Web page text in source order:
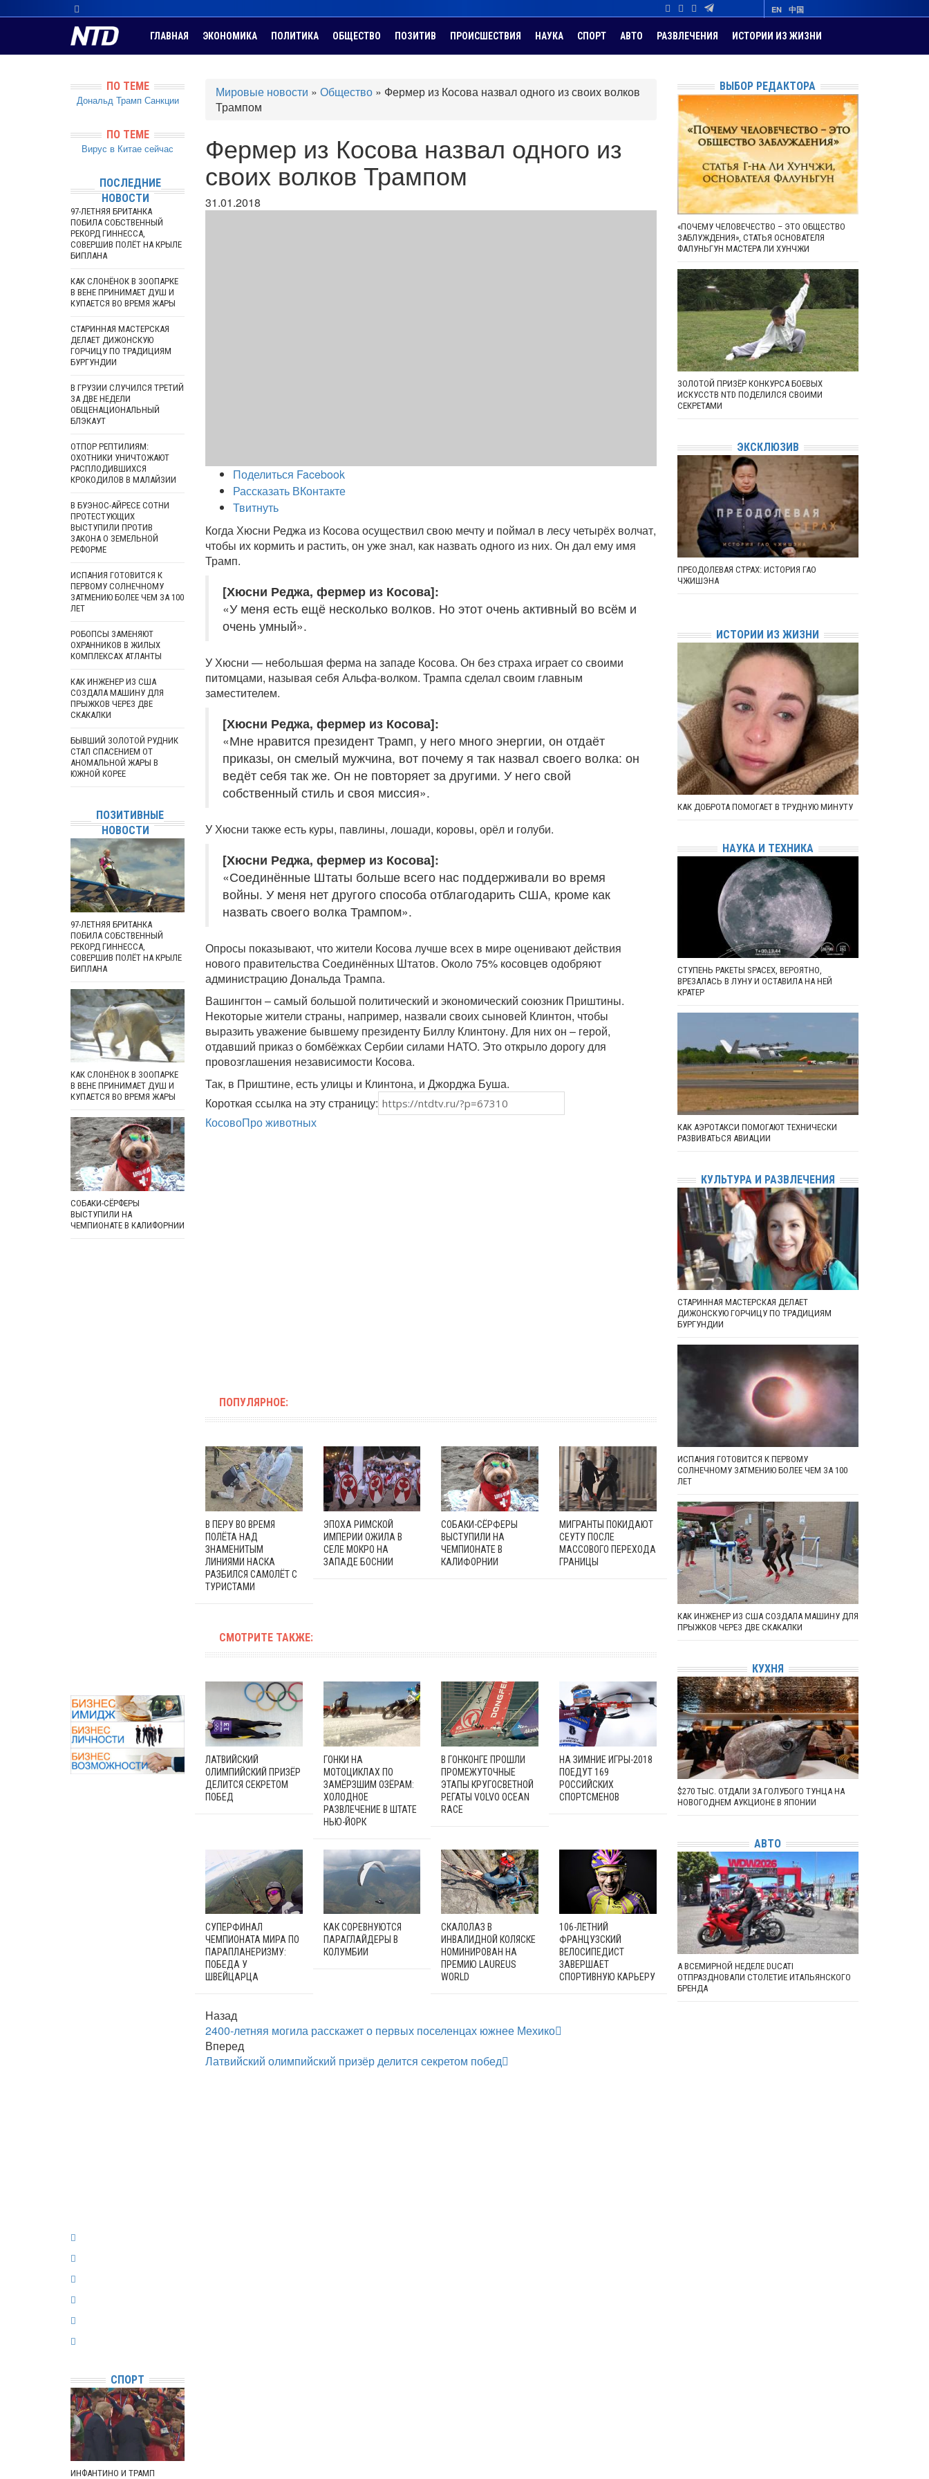
EN 中国
ГЛАВНАЯ ЭКОНОМИКА ПОЛИТИКА ОБЩЕСТВО ПОЗИТИВ ПРОИСШЕСТВИЯ НАУКА СПОРТ АВТО РАЗВЛЕЧЕНИЯ ИСТОРИИ ИЗ ЖИЗНИ
Мировые новости » Общество » Фермер из Косова назвал одного из своих волков
Трампом
Фермер из Косова назвал одного из
своих волков Трампом
31.01.2018
Поделиться Facebook
Рассказать ВКонтакте
Твитнуть
Когда Хюсни Реджа из Косова осуществил свою мечту и поймал в лесу четырёх волчат,
чтобы их кормить и растить, он уже знал, как назвать одного из них. Он дал ему имя
Трамп.
[Хюсни Реджа, фермер из Косова]:
«У меня есть ещё несколько волков. Но этот очень активный во всём и
очень умный».
У Хюсни — небольшая ферма на западе Косова. Он без страха играет со своими
питомцами, называя себя Альфа-волком. Трампа сделал своим главным
заместителем.
[Хюсни Реджа, фермер из Косова]:
«Мне нравится президент Трамп, у него много энергии, он отдаёт
приказы, он смелый мужчина, вот почему я так назвал своего волка: он
ведёт себя так же. Он не повторяет за другими. У него свой
собственный стиль и своя миссия».
У Хюсни также есть куры, павлины, лошади, коровы, орёл и голуби.
[Хюсни Реджа, фермер из Косова]:
«Соединённые Штаты больше всего нас поддерживали во время
войны. У меня нет другого способа отблагодарить США, кроме как
назвать своего волка Трампом».
Опросы показывают, что жители Косова лучше всех в мире оценивают действия
нового правительства Соединённых Штатов. Около 75% косовцев одобряют
администрацию Дональда Трампа.
Вашингтон – самый большой политический и экономический союзник Приштины.
Некоторые жители страны, например, назвали своих сыновей Клинтон, чтобы
выразить уважение бывшему президенту Биллу Клинтону. Для них он – герой,
отдавший приказ о бомбёжках Сербии силами НАТО. Это открыло дорогу для
провозглашения независимости Косова.
Так, в Приштине, есть улицы и Клинтона, и Джорджа Буша.
Короткая ссылка на эту страницу:
КосовоПро животных
ПОПУЛЯРНОЕ:
В ПЕРУ ВО ВРЕМЯ
ПОЛЁТА НАД
ЗНАМЕНИТЫМ
ЛИНИЯМИ НАСКА
РАЗБИЛСЯ САМОЛЁТ С
ТУРИСТАМИ
ЭПОХА РИМСКОЙ
ИМПЕРИИ ОЖИЛА В
СЕЛЕ МОКРО НА
ЗАПАДЕ БОСНИИ
СОБАКИ-СЁРФЕРЫ
ВЫСТУПИЛИ НА
ЧЕМПИОНАТЕ В
КАЛИФОРНИИ
МИГРАНТЫ ПОКИДАЮТ
СЕУТУ ПОСЛЕ
МАССОВОГО ПЕРЕХОДА
ГРАНИЦЫ
СМОТРИТЕ ТАКЖЕ:
ЛАТВИЙСКИЙ
ОЛИМПИЙСКИЙ ПРИЗЁР
ДЕЛИТСЯ СЕКРЕТОМ
ПОБЕД
ГОНКИ НА
МОТОЦИКЛАХ ПО
ЗАМЁРЗШИМ ОЗЁРАМ:
ХОЛОДНОЕ
РАЗВЛЕЧЕНИЕ В ШТАТЕ
НЬЮ-ЙОРК
В ГОНКОНГЕ ПРОШЛИ
ПРОМЕЖУТОЧНЫЕ
ЭТАПЫ КРУГОСВЕТНОЙ
РЕГАТЫ VOLVO OCEAN
RACE
НА ЗИМНИЕ ИГРЫ-2018
ПОЕДУТ 169
РОССИЙСКИХ
СПОРТСМЕНОВ
СУПЕРФИНАЛ
ЧЕМПИОНАТА МИРА ПО
ПАРАПЛАНЕРИЗМУ:
ПОБЕДА У
ШВЕЙЦАРЦА
КАК СОРЕВНУЮТСЯ
ПАРАГЛАЙДЕРЫ В
КОЛУМБИИ
СКАЛОЛАЗ В
ИНВАЛИДНОЙ КОЛЯСКЕ
НОМИНИРОВАН НА
ПРЕМИЮ LAUREUS
WORLD
106-ЛЕТНИЙ
ФРАНЦУЗСКИЙ
ВЕЛОСИПЕДИСТ
ЗАВЕРШАЕТ
СПОРТИВНУЮ КАРЬЕРУ
Назад
2400-летняя могила расскажет о первых поселенцах южнее Мехико
Вперед
Латвийский олимпийский призёр делится секретом побед
ПО ТЕМЕ
Дональд Трамп Санкции
ПО ТЕМЕ
Вирус в Китае сейчас
ПОСЛЕДНИЕ
НОВОСТИ
97-ЛЕТНЯЯ БРИТАНКА
ПОБИЛА СОБСТВЕННЫЙ
РЕКОРД ГИННЕССА,
СОВЕРШИВ ПОЛЁТ НА КРЫЛЕ
БИПЛАНА
КАК СЛОНЁНОК В ЗООПАРКЕ
В ВЕНЕ ПРИНИМАЕТ ДУШ И
КУПАЕТСЯ ВО ВРЕМЯ ЖАРЫ
СТАРИННАЯ МАСТЕРСКАЯ
ДЕЛАЕТ ДИЖОНСКУЮ
ГОРЧИЦУ ПО ТРАДИЦИЯМ
БУРГУНДИИ
В ГРУЗИИ СЛУЧИЛСЯ ТРЕТИЙ
ЗА ДВЕ НЕДЕЛИ
ОБЩЕНАЦИОНАЛЬНЫЙ
БЛЭКАУТ
ОТПОР РЕПТИЛИЯМ:
ОХОТНИКИ УНИЧТОЖАЮТ
РАСПЛОДИВШИХСЯ
КРОКОДИЛОВ В МАЛАЙЗИИ
В БУЭНОС-АЙРЕСЕ СОТНИ
ПРОТЕСТУЮЩИХ
ВЫСТУПИЛИ ПРОТИВ
ЗАКОНА О ЗЕМЕЛЬНОЙ
РЕФОРМЕ
ИСПАНИЯ ГОТОВИТСЯ К
ПЕРВОМУ СОЛНЕЧНОМУ
ЗАТМЕНИЮ БОЛЕЕ ЧЕМ ЗА 100
ЛЕТ
РОБОПСЫ ЗАМЕНЯЮТ
ОХРАННИКОВ В ЖИЛЫХ
КОМПЛЕКСАХ АТЛАНТЫ
КАК ИНЖЕНЕР ИЗ США
СОЗДАЛА МАШИНУ ДЛЯ
ПРЫЖКОВ ЧЕРЕЗ ДВЕ
СКАКАЛКИ
БЫВШИЙ ЗОЛОТОЙ РУДНИК
СТАЛ СПАСЕНИЕМ ОТ
АНОМАЛЬНОЙ ЖАРЫ В
ЮЖНОЙ КОРЕЕ
ПОЗИТИВНЫЕ
НОВОСТИ
97-ЛЕТНЯЯ БРИТАНКА
ПОБИЛА СОБСТВЕННЫЙ
РЕКОРД ГИННЕССА,
СОВЕРШИВ ПОЛЁТ НА КРЫЛЕ
БИПЛАНА
КАК СЛОНЁНОК В ЗООПАРКЕ
В ВЕНЕ ПРИНИМАЕТ ДУШ И
КУПАЕТСЯ ВО ВРЕМЯ ЖАРЫ
СОБАКИ-СЁРФЕРЫ
ВЫСТУПИЛИ НА
ЧЕМПИОНАТЕ В КАЛИФОРНИИ
СПОРТ
ИНФАНТИНО И ТРАМП
ВЫБОР РЕДАКТОРА
«ПОЧЕМУ ЧЕЛОВЕЧЕСТВО – ЭТО ОБЩЕСТВО
ЗАБЛУЖДЕНИЯ», СТАТЬЯ ОСНОВАТЕЛЯ
ФАЛУНЬГУН МАСТЕРА ЛИ ХУНЧЖИ
ЗОЛОТОЙ ПРИЗЁР КОНКУРСА БОЕВЫХ
ИСКУССТВ NTD ПОДЕЛИЛСЯ СВОИМИ
СЕКРЕТАМИ
ЭКСКЛЮЗИВ
ПРЕОДОЛЕВАЯ СТРАХ: ИСТОРИЯ ГАО
ЧЖИШЭНА
ИСТОРИИ ИЗ ЖИЗНИ
КАК ДОБРОТА ПОМОГАЕТ В ТРУДНУЮ МИНУТУ
НАУКА И ТЕХНИКА
СТУПЕНЬ РАКЕТЫ SPACEX, ВЕРОЯТНО,
ВРЕЗАЛАСЬ В ЛУНУ И ОСТАВИЛА НА НЕЙ
КРАТЕР
КАК АЭРОТАКСИ ПОМОГАЮТ ТЕХНИЧЕСКИ
РАЗВИВАТЬСЯ АВИАЦИИ
КУЛЬТУРА И РАЗВЛЕЧЕНИЯ
СТАРИННАЯ МАСТЕРСКАЯ ДЕЛАЕТ
ДИЖОНСКУЮ ГОРЧИЦУ ПО ТРАДИЦИЯМ
БУРГУНДИИ
ИСПАНИЯ ГОТОВИТСЯ К ПЕРВОМУ
СОЛНЕЧНОМУ ЗАТМЕНИЮ БОЛЕЕ ЧЕМ ЗА 100
ЛЕТ
КАК ИНЖЕНЕР ИЗ США СОЗДАЛА МАШИНУ ДЛЯ
ПРЫЖКОВ ЧЕРЕЗ ДВЕ СКАКАЛКИ
КУХНЯ
$270 ТЫС. ОТДАЛИ ЗА ГОЛУБОГО ТУНЦА НА
НОВОГОДНЕМ АУКЦИОНЕ В ЯПОНИИ
АВТО
А ВСЕМИРНОЙ НЕДЕЛЕ DUCATI
ОТПРАЗДНОВАЛИ СТОЛЕТИЕ ИТАЛЬЯНСКОГО
БРЕНДА